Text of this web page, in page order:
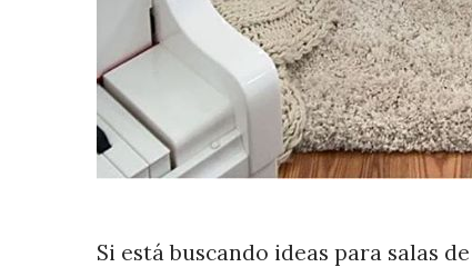
Si está buscando ideas para salas